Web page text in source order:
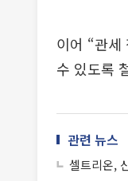
이어 “관세
수 있도록
관련 뉴스
셀트리온,